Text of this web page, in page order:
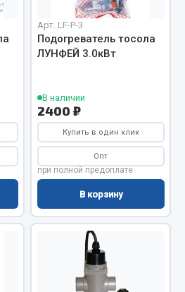
ещёАрт. LF-P-3
Подогреватель тосола
ЛУНФЕЙ 3.0кВт
В наличии
2400 ₽
Купить в один клик
Опт
при полной предоплате
В корзину